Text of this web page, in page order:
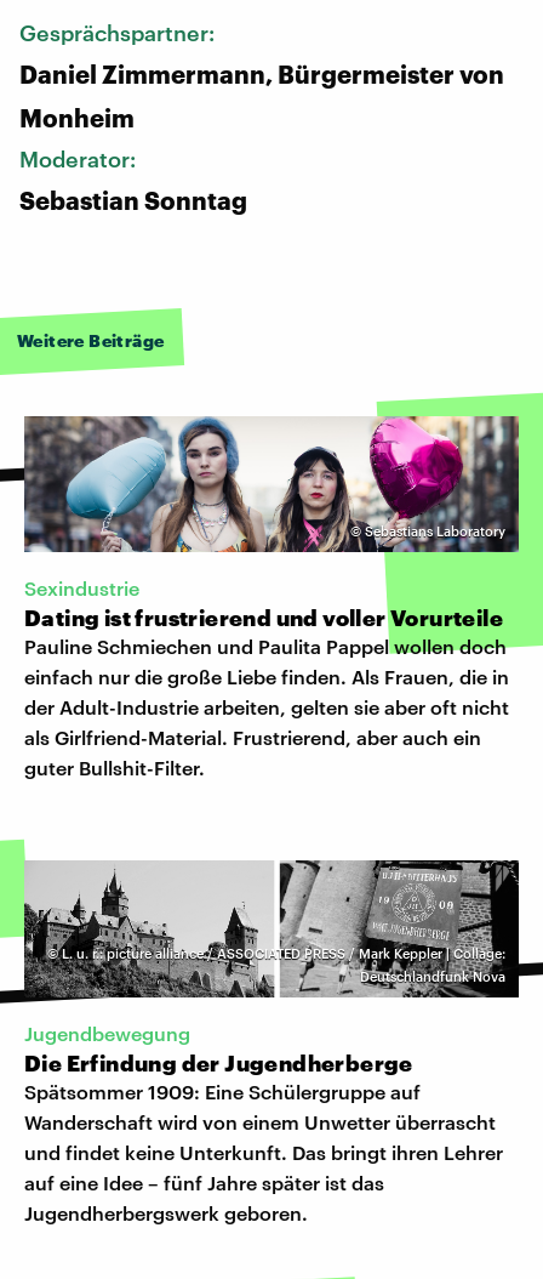
Gesprächspartner:
Daniel Zimmermann, Bürgermeister von
Monheim
Moderator:
Sebastian Sonntag
Weitere Beiträge
©Sebastians Laboratory
Sexindustrie
Dating ist frustrierend und voller Vorurteile
Pauline Schmiechen und Paulita Pappel wollen doch
einfach nur die große Liebe finden. Als Frauen, die in
der Adult-Industrie arbeiten, gelten sie aber oft nicht
als Girlfriend-Material. Frustrierend, aber auch ein
guter Bullshit-Filter.
©L. u. r.: picture alliance / ASSOCIATED PRESS / Mark Keppler | Collage:
Deutschlandfunk Nova
Jugendbewegung
Die Erfindung der Jugendherberge
Spätsommer 1909: Eine Schülergruppe auf
Wanderschaft wird von einem Unwetter überrascht
und findet keine Unterkunft. Das bringt ihren Lehrer
auf eine Idee – fünf Jahre später ist das
Jugendherbergswerk geboren.